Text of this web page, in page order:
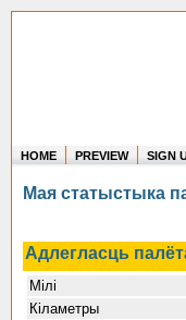
HOME PREVIEW SIGN
Мая статыстыка
Адлегласць
Мілі
Кіламетры